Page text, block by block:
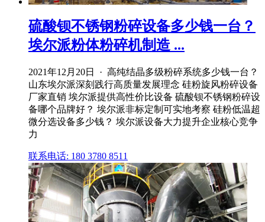
硫酸钡不锈钢粉碎设备多少钱一台？
埃尔派粉体粉碎机制造 ...
2021年12月20日 · 高纯结晶多级粉碎系统多少钱一台？
山东埃尔派深刻践行高质量发展理念 硅粉旋风粉碎设备
厂家直销 埃尔派提供高性价比设备 硫酸钡不锈钢粉碎设
备哪个品牌好？ 埃尔派非标定制可实地考察 硅粉低温超
微分选设备多少钱？ 埃尔派设备大力提升企业核心竞争
力
联系电话: 180 3780 8511